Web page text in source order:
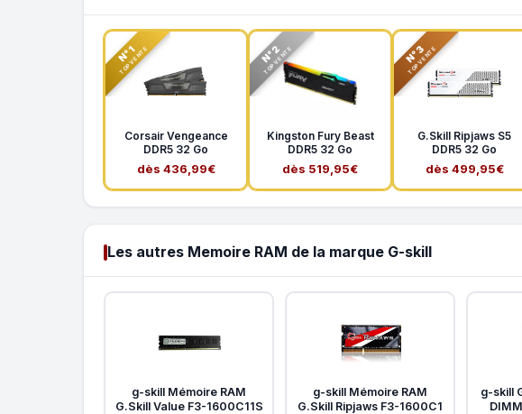
N°1
TOP VENTE
Corsair Vengeance
DDR5 32 Go
dès 436,99€
N°2
TOP VENTE
Kingston Fury Beast
DDR5 32 Go
dès 519,95€
N°3
TOP VENTE
G.Skill Ripjaws S5
DDR5 32 Go
dès 499,95€
Les autres Memoire RAM de la marque G-skill
g-skill Mémoire RAM
G.Skill Value F3-1600C11S
g-skill Mémoire RAM
G.Skill Ripjaws F3-1600C1
g-skill